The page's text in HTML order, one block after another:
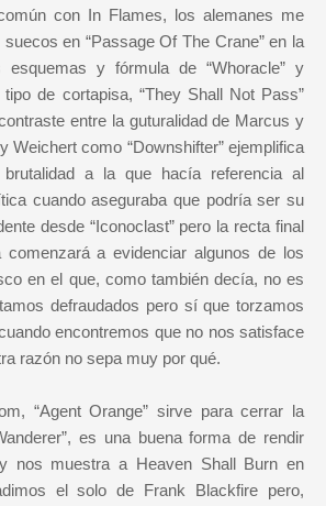
con In Flames, los alemanes me
en “Passage Of The Crane” en la
y fórmula de “Whoracle” y
tipo de cortapisa, “They Shall Not Pass”
entre la guturalidad de Marcus y
Weichert como “Downshifter” ejemplifica
brutalidad a la que hacía referencia al
cuando aseguraba que podría ser su
desde “Iconoclast” pero la recta final
a evidenciar algunos de los
en el que, como también decía, no es
defraudados pero sí que torzamos
encontremos que no nos satisface
razón no sepa muy por qué.
“Agent Orange” sirve para cerrar la
es una buena forma de rendir
nos muestra a Heaven Shall Burn en
el solo de Frank Blackfire pero,